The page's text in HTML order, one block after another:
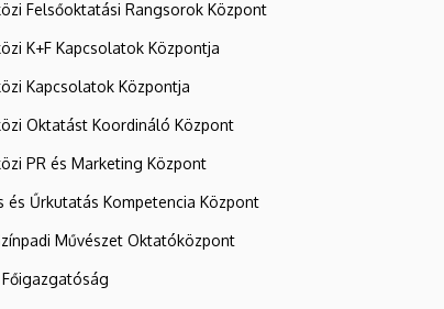
Felsőoktatási Rangsorok Központ
K+F Kapcsolatok Központja
Kapcsolatok Központja
Oktatást Koordináló Központ
PR és Marketing Központ
és Űrkutatás Kompetencia Központ
Művészet Oktatóközpont